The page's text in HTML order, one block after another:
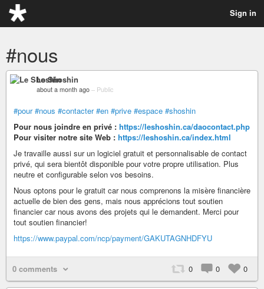
Sign in
#nous
Le Shoshin
about a month ago – Public
#pour #nous #contacter #en #prive #espace #shoshin
Pour nous joindre en privé : https://leshoshin.ca/daocontact.php
Pour visiter notre site Web : https://leshoshin.ca/index.html
Je travaille aussi sur un logiciel gratuit et personnalisable de contact
privé, qui sera bientôt disponible pour votre propre utilisation. Plus
neutre et configurable selon vos besoins.
Nous optons pour le gratuit car nous comprenons la misère financière
actuelle de bien des gens, mais nous apprécions tout soutien
financier car nous avons des projets qui le demandent. Merci pour
tout soutien financier!
https://www.paypal.com/ncp/payment/GAKUTAGNHDFYU
0 comments 0 0 0